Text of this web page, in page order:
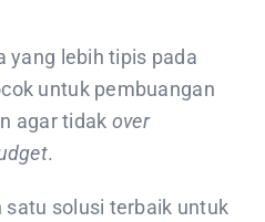
yang lebih tipis pada
untuk pembuangan
agar tidak over
.
satu solusi terbaik untuk